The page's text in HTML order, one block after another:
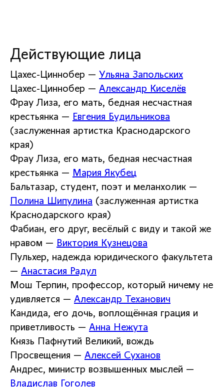
Действующие лица
Цахес-Циннобер — Ульяна Запольских
Цахес-Циннобер — Александр Киселёв
Фрау Лиза, его мать, бедная несчастная
крестьянка — Евгения Будильникова
(заслуженная артистка Краснодарского
края)
Фрау Лиза, его мать, бедная несчастная
крестьянка — Мария Якубец
Бальтазар, студент, поэт и меланхолик —
Полина Шипулина (заслуженная артистка
Краснодарского края)
Фабиан, его друг, весёлый с виду и такой же
нравом — Виктория Кузнецова
Пульхер, надежда юридического факультета
— Анастасия Радул
Мош Терпин, профессор, который ничему не
удивляется — Александр Теханович
Кандида, его дочь, воплощённая грация и
приветливость — Анна Нежута
Князь Пафнутий Великий, вождь
Просвещения — Алексей Суханов
Андрес, министр возвышенных мыслей —
Владислав Гоголев